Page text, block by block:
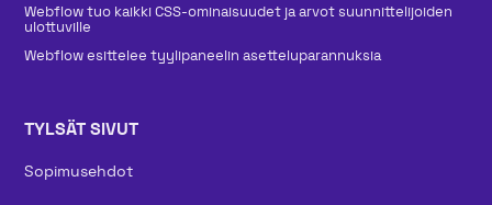
Webflow tuo kaikki CSS-ominaisuudet ja arvot suunnittelijoiden
ulottuville
Webflow esittelee tyylipaneelin asetteluparannuksia
TYLSÄT SIVUT
Sopimusehdot